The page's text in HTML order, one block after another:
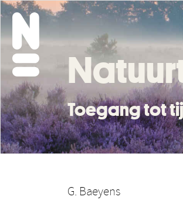
Toegang tot
G. Baeyens